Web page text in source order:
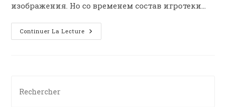
изображения. Но со временем состав игротеки…
Continuer La Lecture